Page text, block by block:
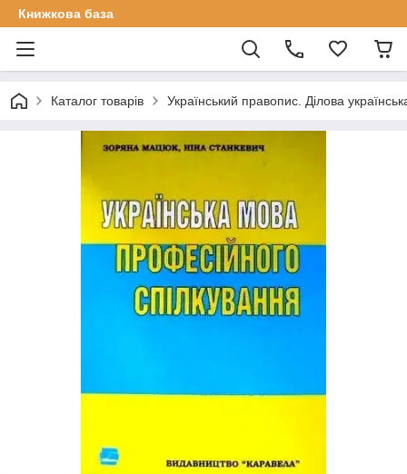
Книжкова база
Каталог товарів Український правопис. Ділова